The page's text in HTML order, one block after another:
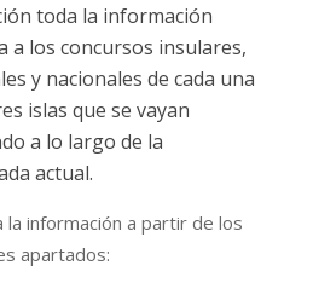
toda la información
a los concursos insulares,
y nacionales de cada una
islas que se vayan
a lo largo de la
actual.
la información a partir de los
apartados: